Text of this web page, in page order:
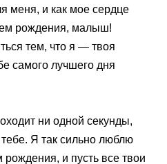
меня, и как мое сердце
рождения, малыш!
тем, что я — твоя
самого лучшего дня
ни одной секунды,
Я так сильно люблю
и пусть все твои